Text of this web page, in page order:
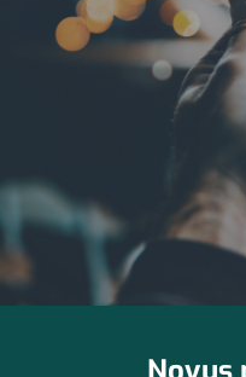
Klicka här och fyll i